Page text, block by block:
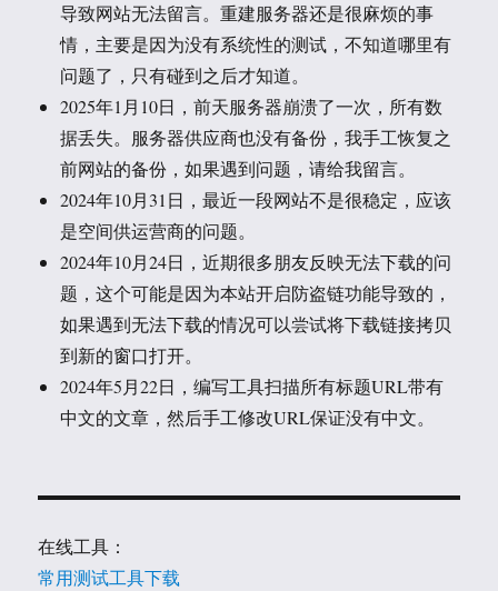
导致网站无法留言。重建服务器还是很麻烦的事
情，主要是因为没有系统性的测试，不知道哪里有
问题了，只有碰到之后才知道。
2025年1月10日，前天服务器崩溃了一次，所有数
据丢失。服务器供应商也没有备份，我手工恢复之
前网站的备份，如果遇到问题，请给我留言。
2024年10月31日，最近一段网站不是很稳定，应该
是空间供运营商的问题。
2024年10月24日，近期很多朋友反映无法下载的问
题，这个可能是因为本站开启防盗链功能导致的，
如果遇到无法下载的情况可以尝试将下载链接拷贝
到新的窗口打开。
2024年5月22日，编写工具扫描所有标题URL带有
中文的文章，然后手工修改URL保证没有中文。
在线工具：
常用测试工具下载